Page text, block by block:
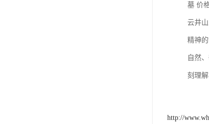
墓 价
云井
精神
自然
刻理解
http://